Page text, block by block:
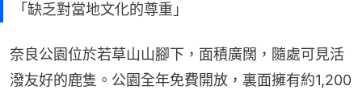
「缺乏對當地文化的尊重」
奈良公園位於若草山山腳下，面積廣闊，隨處可見活
潑友好的鹿隻。公園全年免費開放，裏面擁有約1,200